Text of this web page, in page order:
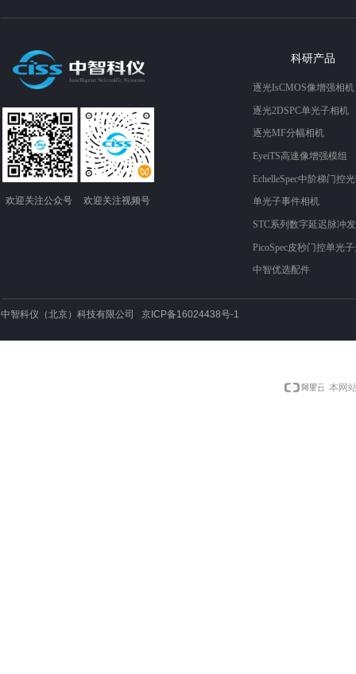
欢迎关注​​​​​​​公众号 欢迎关注​​视频​​​​​号
科研产品
逐光IsCMOS像增强相机
逐光2DSPC单光子相机
逐光MF分幅相机
EyeiTS高速像增强模组
EchelleSpec中阶梯门控
单光子事件相机
STC系列数字延迟脉冲
PicoSpec皮秒门控单光
中智优选配件
中智科仪（北京）科技有限公司 京ICP备16024438号-1
本网